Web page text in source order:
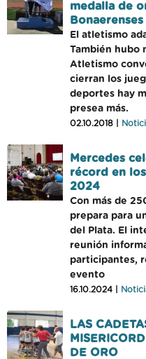
medalla de
Bonaerenses
El atletismo
También hubo
Atletismo
cierran los
deportes hay
presea más.
02.10.2018 |
Mercedes
récord en
2024
Con más de
prepara para
del Plata. El
reunión
participantes,
evento
16.10.2024 |
LAS
DE ORO